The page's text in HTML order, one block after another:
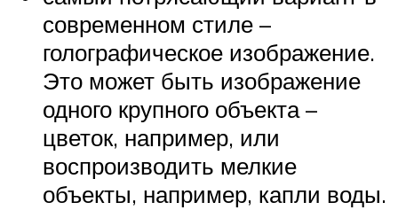
современном стиле –
голографическое изображение.
Это может быть изображение
одного крупного объекта –
цветок, например, или
воспроизводить мелкие
объекты, например, капли воды.